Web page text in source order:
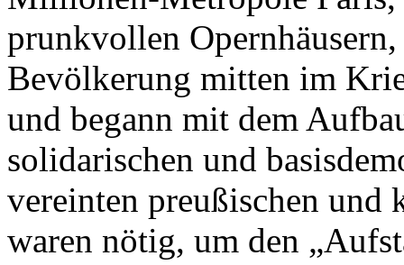
prunkvollen
Bevölkerung mitten im
und begann mit dem
solidarischen und
vereinten preußischen und
waren nötig, um den